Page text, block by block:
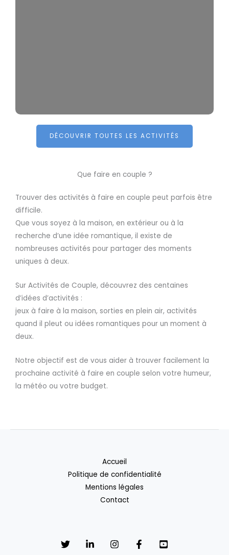
DÉCOUVRIR TOUTES LES ACTIVITÉS
Que faire en couple ?
Trouver des activités à faire en couple peut parfois être
difficile.
Que vous soyez à la maison, en extérieur ou à la
recherche d’une idée romantique, il existe de
nombreuses activités pour partager des moments
uniques à deux.
Sur Activités de Couple, découvrez des centaines
d’idées d’activités :
jeux à faire à la maison, sorties en plein air, activités
quand il pleut ou idées romantiques pour un moment à
deux.
Notre objectif est de vous aider à trouver facilement la
prochaine activité à faire en couple selon votre humeur,
la météo ou votre budget.
Accueil
Politique de confidentialité
Mentions légales
Contact